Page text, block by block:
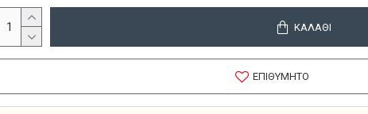
ΚΑΛΆΘΙ
ΕΠΙΘΥΜΗΤΌ